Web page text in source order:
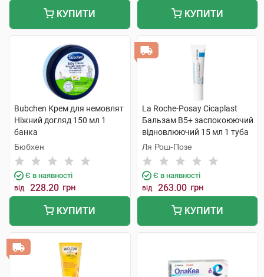
КУПИТИ КУПИТИ
Bubchen Крем для немовлят
Ніжний догляд 150 мл 1
банка
Бюбхен
Є в наявності
від 228.20 грн
КУПИТИ
La Roche-Posay Cicaplast
Бальзам B5+ заспокоюючий
відновлюючий 15 мл 1 туба
Ля Рош-Позе
Є в наявності
від 263.00 грн
КУПИТИ